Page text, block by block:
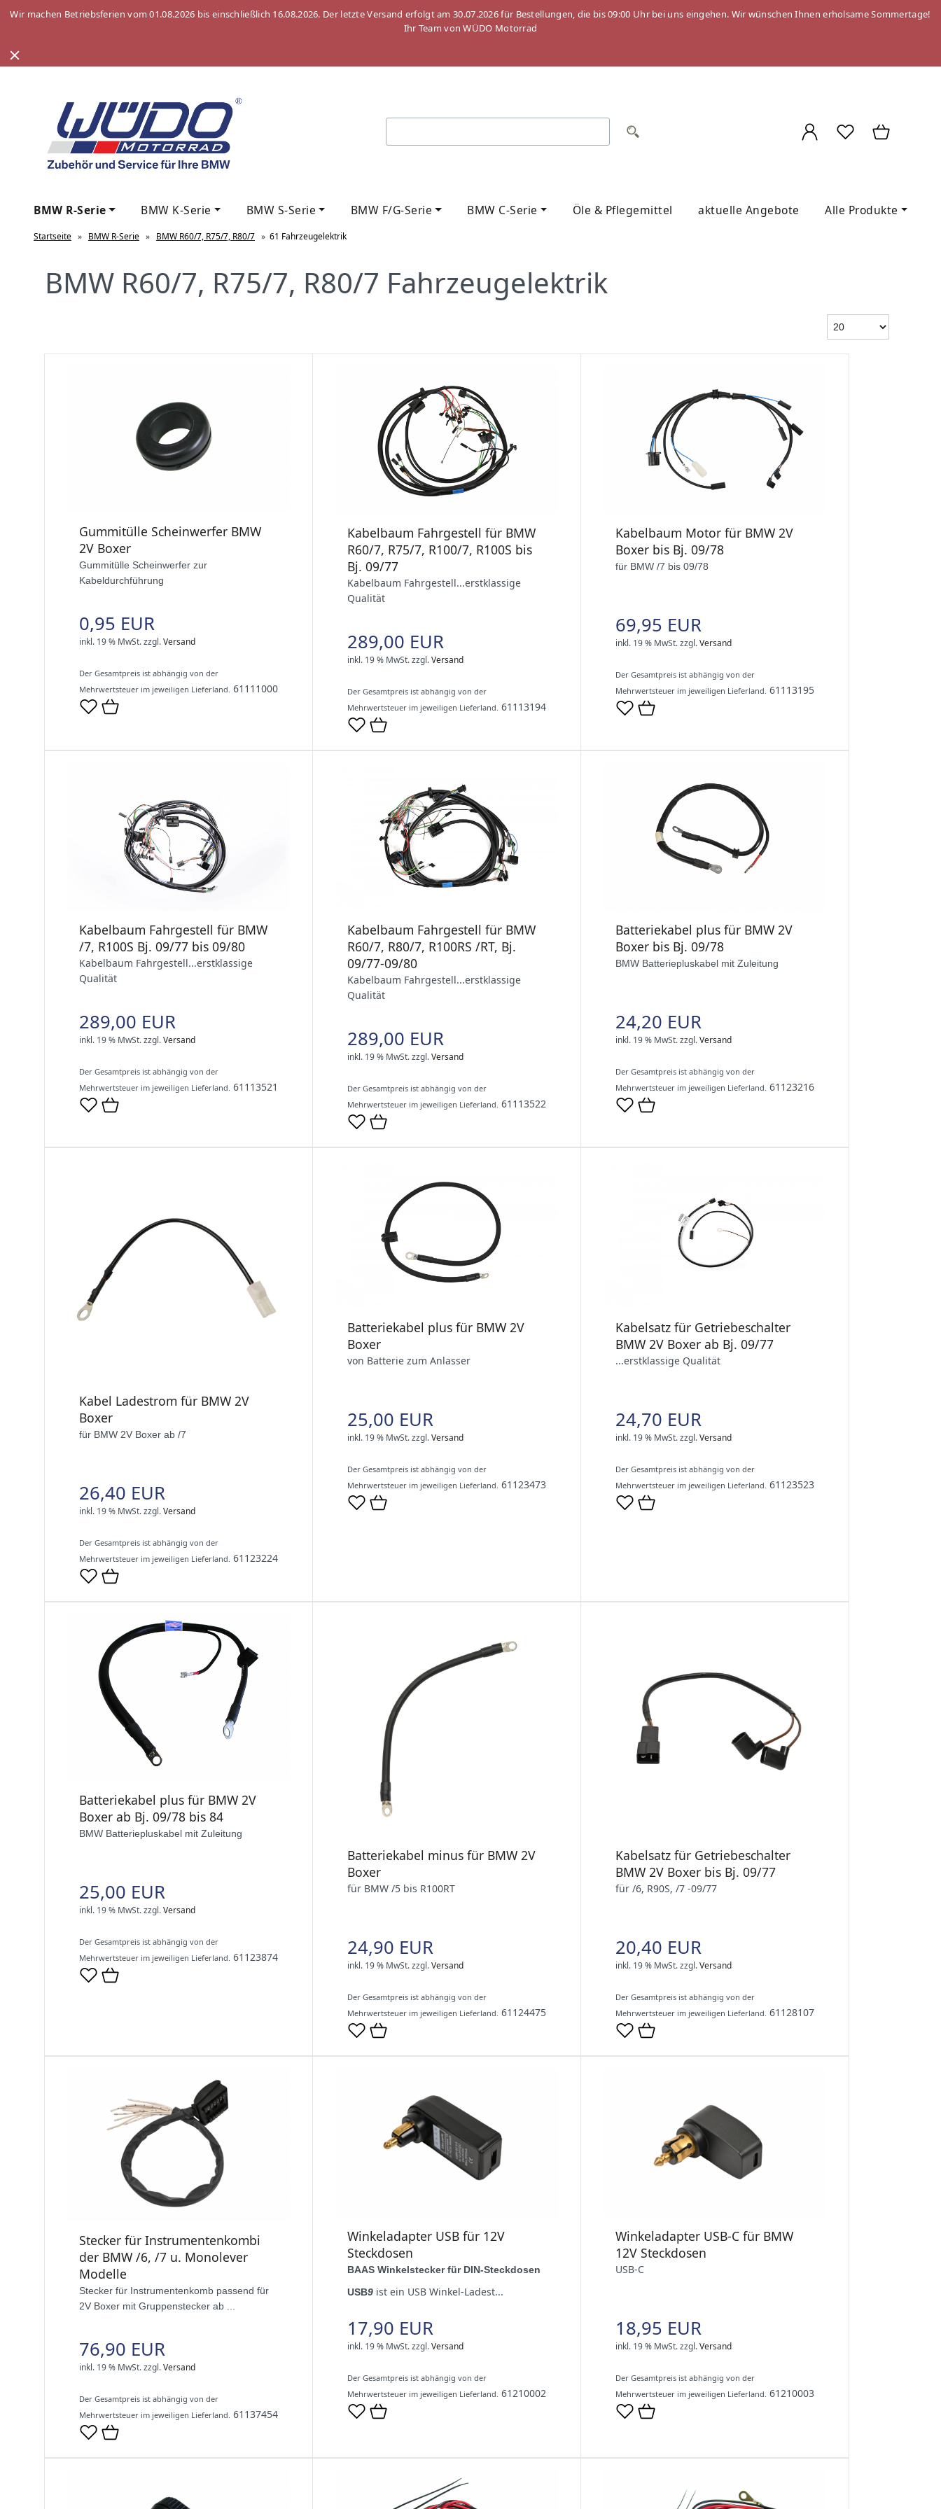
Wir machen Betriebsferien vom 01.08.2026 bis einschließlich 16.08.2026. Der letzte Versand erfolgt am 30.07.2026 für Bestellungen, die bis 09:00 Uhr bei uns eingehen. Wir wünschen Ihnen erholsame Sommertage!
Ihr Team von WÜDO Motorrad
BMW R-Serie BMW K-Serie BMW S-Serie BMW F/G-Serie BMW C-Serie Öle & Pflegemittel aktuelle Angebote Alle Produkte
Startseite » BMW R-Serie » BMW R60/7, R75/7, R80/7 » 61 Fahrzeugelektrik
BMW R60/7, R75/7, R80/7 Fahrzeugelektrik
Gummitülle Scheinwerfer BMW
2V Boxer
Gummitülle Scheinwerfer zur
Kabeldurchführung
0,95 EUR
inkl. 19 % MwSt.zzgl.Versand
Der Gesamtpreis ist abhängig von der
Mehrwertsteuer im jeweiligen Lieferland. 61111000
Kabelbaum Fahrgestell für BMW
R60/7, R75/7, R100/7, R100S bis
Bj. 09/77
Kabelbaum Fahrgestell...erstklassige
Qualität
289,00 EUR
inkl. 19 % MwSt.zzgl.Versand
Der Gesamtpreis ist abhängig von der
Mehrwertsteuer im jeweiligen Lieferland. 61113194
Kabelbaum Motor für BMW 2V
Boxer bis Bj. 09/78
für BMW /7 bis 09/78
69,95 EUR
inkl. 19 % MwSt.zzgl.Versand
Der Gesamtpreis ist abhängig von der
Mehrwertsteuer im jeweiligen Lieferland. 61113195
Kabelbaum Fahrgestell für BMW
/7, R100S Bj. 09/77 bis 09/80
Kabelbaum Fahrgestell...erstklassige
Qualität
289,00 EUR
inkl. 19 % MwSt.zzgl.Versand
Der Gesamtpreis ist abhängig von der
Mehrwertsteuer im jeweiligen Lieferland. 61113521
Kabelbaum Fahrgestell für BMW
R60/7, R80/7, R100RS /RT, Bj.
09/77-09/80
Kabelbaum Fahrgestell...erstklassige
Qualität
289,00 EUR
inkl. 19 % MwSt.zzgl.Versand
Der Gesamtpreis ist abhängig von der
Mehrwertsteuer im jeweiligen Lieferland. 61113522
Batteriekabel plus für BMW 2V
Boxer bis Bj. 09/78
BMW Batteriepluskabel mit Zuleitung
24,20 EUR
inkl. 19 % MwSt.zzgl.Versand
Der Gesamtpreis ist abhängig von der
Mehrwertsteuer im jeweiligen Lieferland. 61123216
Kabel Ladestrom für BMW 2V
Boxer
für BMW 2V Boxer ab /7
26,40 EUR
inkl. 19 % MwSt.zzgl.Versand
Der Gesamtpreis ist abhängig von der
Mehrwertsteuer im jeweiligen Lieferland. 61123224
Batteriekabel plus für BMW 2V
Boxer
von Batterie zum Anlasser
25,00 EUR
inkl. 19 % MwSt.zzgl.Versand
Der Gesamtpreis ist abhängig von der
Mehrwertsteuer im jeweiligen Lieferland. 61123473
Kabelsatz für Getriebeschalter
BMW 2V Boxer ab Bj. 09/77
...erstklassige Qualität
24,70 EUR
inkl. 19 % MwSt.zzgl.Versand
Der Gesamtpreis ist abhängig von der
Mehrwertsteuer im jeweiligen Lieferland. 61123523
Batteriekabel plus für BMW 2V
Boxer ab Bj. 09/78 bis 84
BMW Batteriepluskabel mit Zuleitung
25,00 EUR
inkl. 19 % MwSt.zzgl.Versand
Der Gesamtpreis ist abhängig von der
Mehrwertsteuer im jeweiligen Lieferland. 61123874
Batteriekabel minus für BMW 2V
Boxer
für BMW /5 bis R100RT
24,90 EUR
inkl. 19 % MwSt.zzgl.Versand
Der Gesamtpreis ist abhängig von der
Mehrwertsteuer im jeweiligen Lieferland. 61124475
Kabelsatz für Getriebeschalter
BMW 2V Boxer bis Bj. 09/77
für /6, R90S, /7 -09/77
20,40 EUR
inkl. 19 % MwSt.zzgl.Versand
Der Gesamtpreis ist abhängig von der
Mehrwertsteuer im jeweiligen Lieferland. 61128107
Stecker für Instrumentenkombi
der BMW /6, /7 u. Monolever
Modelle
Stecker für Instrumentenkomb passend für
2V Boxer mit Gruppenstecker ab ...
76,90 EUR
inkl. 19 % MwSt.zzgl.Versand
Der Gesamtpreis ist abhängig von der
Mehrwertsteuer im jeweiligen Lieferland. 61137454
Winkeladapter USB für 12V
Steckdosen
BAAS Winkelstecker für DIN-Steckdosen
USB9 ist ein USB Winkel-Ladest...
17,90 EUR
inkl. 19 % MwSt.zzgl.Versand
Der Gesamtpreis ist abhängig von der
Mehrwertsteuer im jeweiligen Lieferland. 61210002
Winkeladapter USB-C für BMW
12V Steckdosen
USB-C
18,95 EUR
inkl. 19 % MwSt.zzgl.Versand
Der Gesamtpreis ist abhängig von der
Mehrwertsteuer im jeweiligen Lieferland. 61210003